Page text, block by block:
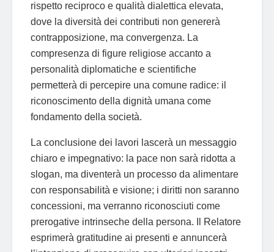
rispetto reciproco e qualità dialettica elevata,
dove la diversità dei contributi non genererà
contrapposizione, ma convergenza. La
compresenza di figure religiose accanto a
personalità diplomatiche e scientifiche
permetterà di percepire una comune radice: il
riconoscimento della dignità umana come
fondamento della società.
La conclusione dei lavori lascerà un messaggio
chiaro e impegnativo: la pace non sarà ridotta a
slogan, ma diventerà un processo da alimentare
con responsabilità e visione; i diritti non saranno
concessioni, ma verranno riconosciuti come
prerogative intrinseche della persona. Il Relatore
esprimerà gratitudine ai presenti e annuncerà